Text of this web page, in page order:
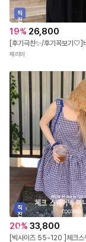
직
진
배
송
19% 26,800
체리미
직
진
배
송
20% 33,800